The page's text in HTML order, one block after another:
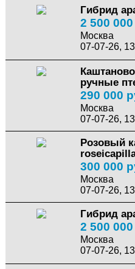
Гибрид
2 500
Москва
07-07-26,
ручные
290 000
Москва
07-07-26,
Розовый
300 000
Москва
07-07-26,
Гибрид
2 500
Москва
07-07-26,